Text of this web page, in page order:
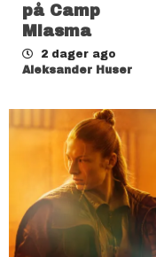
på Camp
Miasma
2 dager ago
Aleksander Huser